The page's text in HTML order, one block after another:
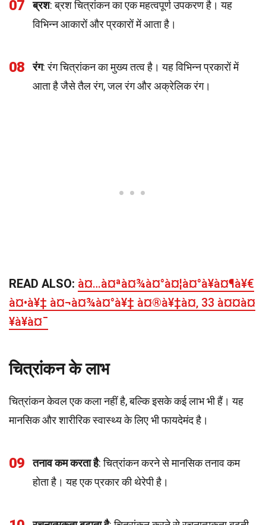
07 ब्रश: ब्रश चित्रांकन का एक महत्वपूर्ण उपकरण है। यह
विभिन्न आकारों और प्रकारों में आता है।
08 रंग: रंग चित्रांकन का मुख्य तत्व है। यह विभिन्न प्रकारों में
आता है जैसे तैल रंग, जल रंग और अक्रेलिक रंग।
READ ALSO: à¤…à¤ªà¤¾à¤°à¤¦à¤°à¥à¤¶à¥€
à¤•à¥‡ à¤¬à¤¾à¤°à¥‡ à¤®à¥‡à¤‚ 33 à¤¤à¤
¥à¥à¤¯
चित्रांकन के लाभ
चित्रांकन केवल एक कला नहीं है, बल्कि इसके कई लाभ भी हैं। यह
मानसिक और शारीरिक स्वास्थ्य के लिए भी फायदेमंद है।
09 तनाव कम करता है: चित्रांकन करने से मानसिक तनाव कम
होता है। यह एक प्रकार की थेरेपी है।